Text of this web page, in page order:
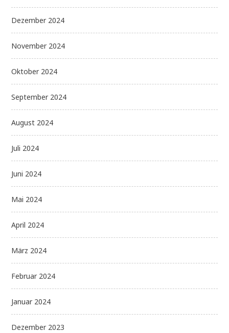
Dezember 2024
November 2024
Oktober 2024
September 2024
August 2024
Juli 2024
Juni 2024
Mai 2024
April 2024
März 2024
Februar 2024
Januar 2024
Dezember 2023